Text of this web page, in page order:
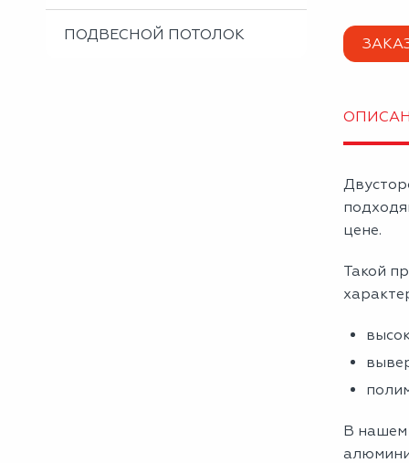
ПОДВЕСНОЙ ПОТОЛОК
цене.
Такой
В нашем